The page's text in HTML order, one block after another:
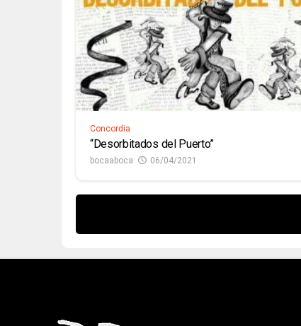
Concordia
“Desorbitados del Puerto”
bocaaboca 06/04/2021